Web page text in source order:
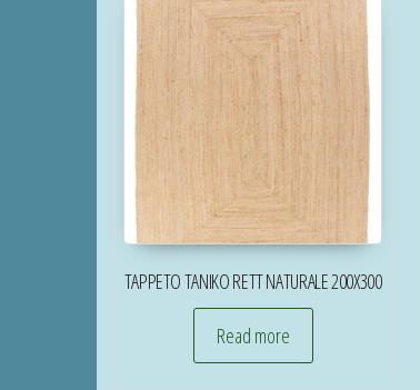
TAPPETO TANIKO RETT NATURALE 200X300
Read more